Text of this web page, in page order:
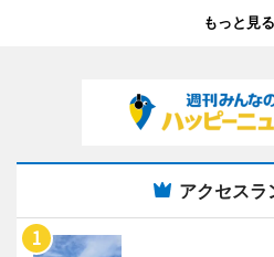
もっと見る
アクセスラ